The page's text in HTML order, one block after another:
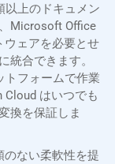
以上のドキュメン
Microsoft Office
ウェアを必要とせ
統合できます。
トフォームで作業
Cloud はいつでも
換を保証しま
のない柔軟性を提